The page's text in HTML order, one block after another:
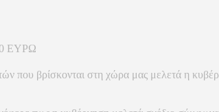
ΠΑΝΩ ΑΠΟ
που βρίσκονται στη χώρα μας μελετά η